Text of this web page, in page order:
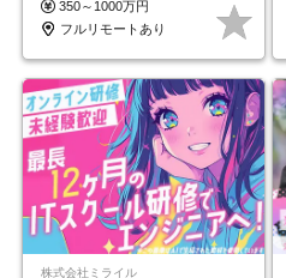
350～1000万円
フルリモートあり
株式会社ミライル